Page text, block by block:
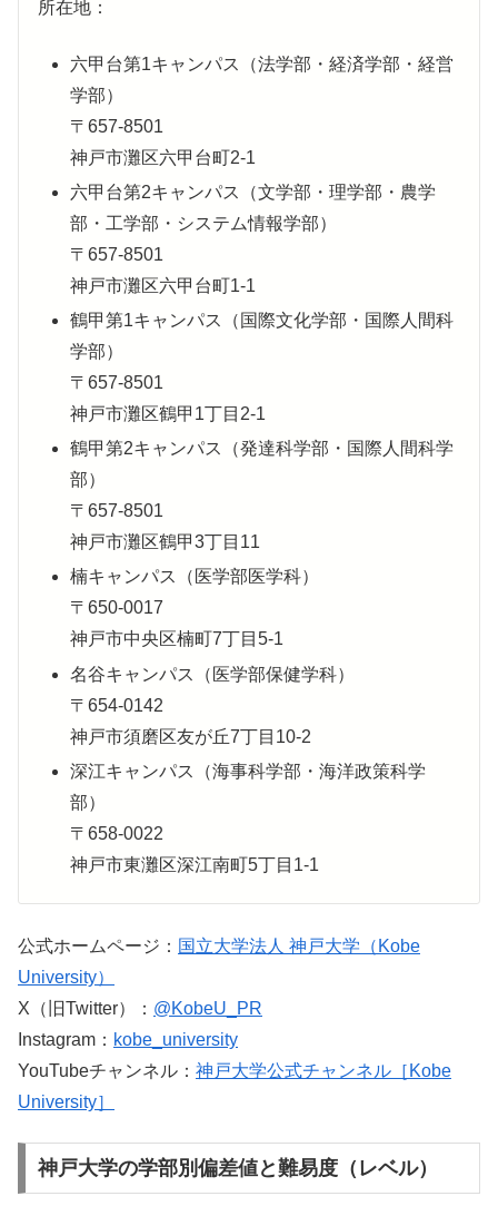
所在地：
六甲台第1キャンパス（法学部・経済学部・経営
学部）
〒657-8501
神戸市灘区六甲台町2-1
六甲台第2キャンパス（文学部・理学部・農学
部・工学部・システム情報学部）
〒657-8501
神戸市灘区六甲台町1-1
鶴甲第1キャンパス（国際文化学部・国際人間科
学部）
〒657-8501
神戸市灘区鶴甲1丁目2-1
鶴甲第2キャンパス（発達科学部・国際人間科学
部）
〒657-8501
神戸市灘区鶴甲3丁目11
楠キャンパス（医学部医学科）
〒650-0017
神戸市中央区楠町7丁目5-1
名谷キャンパス（医学部保健学科）
〒654-0142
神戸市須磨区友が丘7丁目10-2
深江キャンパス（海事科学部・海洋政策科学
部）
〒658-0022
神戸市東灘区深江南町5丁目1-1
公式ホームページ： 国立大学法人 神戸大学（Kobe
University）
X（旧Twitter）： @KobeU_PR
Instagram： kobe_university
YouTubeチャンネル： 神戸大学公式チャンネル［Kobe
University］
神戸大学の学部別偏差値と難易度（レベル）